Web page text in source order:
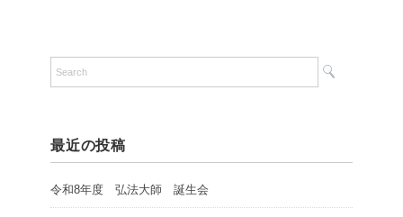
最近の投稿
令和8年度 弘法大師 誕生会